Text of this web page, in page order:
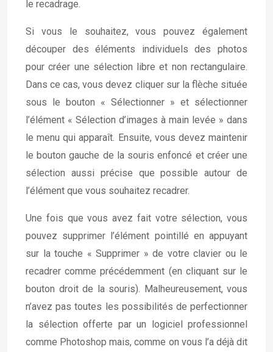
le recadrage.
Si vous le souhaitez, vous pouvez également
découper des éléments individuels des photos
pour créer une sélection libre et non rectangulaire.
Dans ce cas, vous devez cliquer sur la flèche située
sous le bouton « Sélectionner » et sélectionner
l’élément « Sélection d’images à main levée » dans
le menu qui apparaît. Ensuite, vous devez maintenir
le bouton gauche de la souris enfoncé et créer une
sélection aussi précise que possible autour de
l’élément que vous souhaitez recadrer.
Une fois que vous avez fait votre sélection, vous
pouvez supprimer l’élément pointillé en appuyant
sur la touche « Supprimer » de votre clavier ou le
recadrer comme précédemment (en cliquant sur le
bouton droit de la souris). Malheureusement, vous
n’avez pas toutes les possibilités de perfectionner
la sélection offerte par un logiciel professionnel
comme Photoshop mais, comme on vous l’a déjà dit